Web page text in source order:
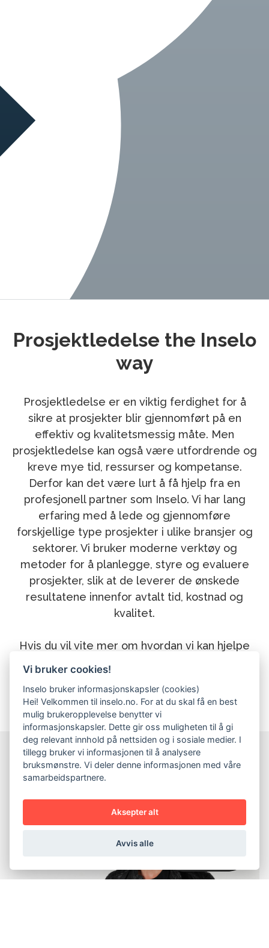
Prosjektledelse the Inselo
way
Prosjektledelse er en viktig ferdighet for å
sikre at prosjekter blir gjennomført på en
effektiv og kvalitetsmessig måte. Men
prosjektledelse kan også være utfordrende og
kreve mye tid, ressurser og kompetanse.
Derfor kan det være lurt å få hjelp fra en
profesjonell partner som Inselo. Vi har lang
erfaring med å lede og gjennomføre
forskjellige type prosjekter i ulike bransjer og
sektorer. Vi bruker moderne verktøy og
metoder for å planlegge, styre og evaluere
prosjekter, slik at de leverer de ønskede
resultatene innenfor avtalt tid, kostnad og
kvalitet.
Hvis du vil vite mer om hvordan vi kan hjelpe
kontakt med oss i dag.
Vi bruker cookies!
Inselo bruker informasjonskapsler (cookies)
Hei! Velkommen til inselo.no. For at du skal få en best
mulig brukeropplevelse benytter vi
informasjonskapsler. Dette gir oss muligheten til å gi
deg relevant innhold på nettsiden og i sosiale medier. I
tillegg bruker vi informasjonen til å analysere
bruksmønstre. Vi deler denne informasjonen med våre
samarbeidspartnere.
Aksepter alt
Avvis alle